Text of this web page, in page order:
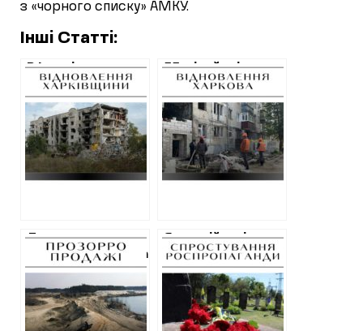
з «чорного списку» АМКУ.
Інші Статті:
В Ізюмі замовили
чергові проєкти
на відновлення
будинків: перелік
адрес та
візуалізація
55 мільйонів на
капремонт
постраждалих
харківських
будинків у липні:
перелік адрес
Держгеонадра
продала дозвіл на
користування
піщаним кар’єром
на околиці
Безлюдівки
Як російські
пропагандисти
маніпулюють
інформацією про
закриття
кладовища у